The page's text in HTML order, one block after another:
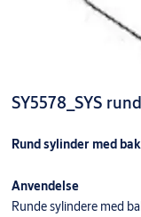
SY5578_SYS
Rund sylinder med
Anvendelse
Runde sylindere med